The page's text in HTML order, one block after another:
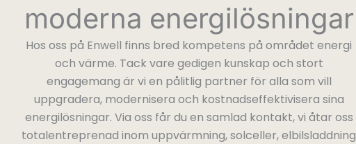
moderna energilösningar
Hos oss på Enwell finns bred kompetens på området energi
och värme. Tack vare gedigen kunskap och stort
engagemang är vi en pålitlig partner för alla som vill
uppgradera, modernisera och kostnadseffektivisera sina
energilösningar. Via oss får du en samlad kontakt, vi åtar oss
totalentreprenad inom uppvärmning, solceller, elbilsladdning